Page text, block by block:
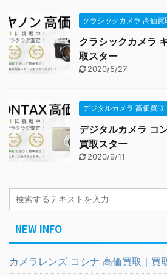
クラシックカメラ 高価買
クラシックカメラ
取スター
2020/5/27
デジタルカメラ 高価買取
デジタルカメラ コ
買取スター
2020/9/11
NEW INFO
カメラレンズ コシナ 高価買取｜買